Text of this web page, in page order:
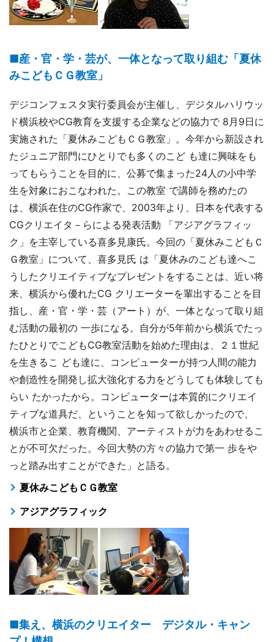
■産・官・学・芸が、一体となって取り組む「夏休
みこどもＣＧ教室」
デジコンフェスタ実行委員会が主催し、デジタルハリウッ
ド横浜校やCG教育を支援する企業などの協力で 8月9日に
実施された「夏休みこどもＣＧ教室」。今年から新設され
たジュニア部門にひとりでも多くのこど も達に興味をも
ってもらうことを目的に、公募で集まった24人の小中学
生を対象におこなわれた。この教室 で講師を務めたの
は、横浜在住のCG作家で、2003年より、日本を代表する
CGクリエイタ－らによる発表活動 「アジアグラフィッ
ク」を主宰している喜多見康氏。今回の「夏休みこどもＣ
Ｇ教室」について、喜多見氏 は「夏休みのこども達へこ
うしたクリエイティブなプレゼントをすることは、近い将
来、横浜から優れたCG クリエーターを輩出することを目
指し、産・官・学・芸（アート）が、一体となって取り組
む活動の最初の 一歩になる。自分が5年前から横浜でたっ
たひとりでこどもCG教室活動を始めた理由は、２１世紀
を生きるこ ども達に、コンピューターが持つ人間の能力
や創造性を開発し拡大強化する力をどうしても体験しても
らい たかったから。コンピューターは本質的にクリエイ
ティブな道具だ、ということを知って欲しかったので、
横浜市と企業、教育機関、アーティストが力をあわせるこ
とが不可欠だった。今回大勢の方々の協力で第一 歩をや
っと踏み出すことができた」と語る。
夏休みこどもＣＧ教室
アジアグラフィック
■集え、横浜のクリエイター デジタル・キャン